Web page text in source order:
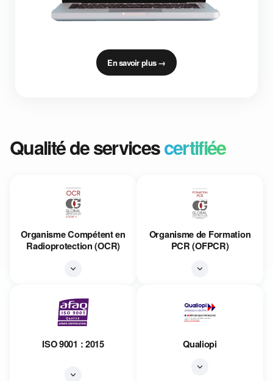
En savoir plus →
Qualité de servicescertifiée
Organisme Compétent en
Radioprotection (OCR)
Organisme de Formation
PCR (OFPCR)
ISO 9001 : 2015 Qualiopi